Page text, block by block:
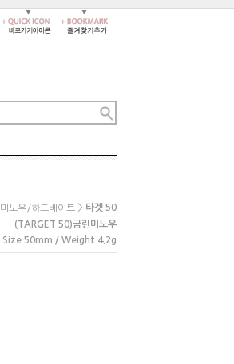
미노우/하드베이트 > 타겟 50
(TARGET 50)금린미노우
Size 50mm / Weight 4.2g